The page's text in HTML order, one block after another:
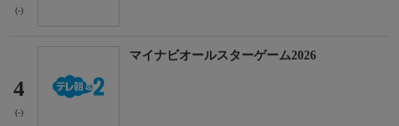
(-)
4
(-)
マイナビオールスターゲーム2026